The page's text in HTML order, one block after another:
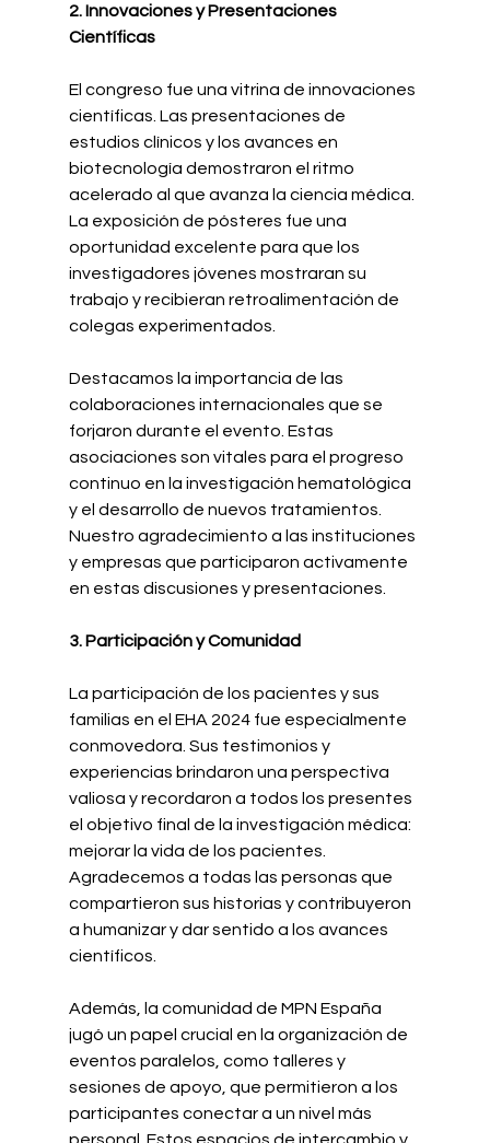
2. Innovaciones y Presentaciones
Científicas
El congreso fue una vitrina de innovaciones
científicas. Las presentaciones de
estudios clínicos y los avances en
biotecnología demostraron el ritmo
acelerado al que avanza la ciencia médica.
La exposición de pósteres fue una
oportunidad excelente para que los
investigadores jóvenes mostraran su
trabajo y recibieran retroalimentación de
colegas experimentados.
Destacamos la importancia de las
colaboraciones internacionales que se
forjaron durante el evento. Estas
asociaciones son vitales para el progreso
continuo en la investigación hematológica
y el desarrollo de nuevos tratamientos.
Nuestro agradecimiento a las instituciones
y empresas que participaron activamente
en estas discusiones y presentaciones.
3. Participación y Comunidad
La participación de los pacientes y sus
familias en el EHA 2024 fue especialmente
conmovedora. Sus testimonios y
experiencias brindaron una perspectiva
valiosa y recordaron a todos los presentes
el objetivo final de la investigación médica:
mejorar la vida de los pacientes.
Agradecemos a todas las personas que
compartieron sus historias y contribuyeron
a humanizar y dar sentido a los avances
científicos.
Además, la comunidad de MPN España
jugó un papel crucial en la organización de
eventos paralelos, como talleres y
sesiones de apoyo, que permitieron a los
participantes conectar a un nivel más
personal. Estos espacios de intercambio y